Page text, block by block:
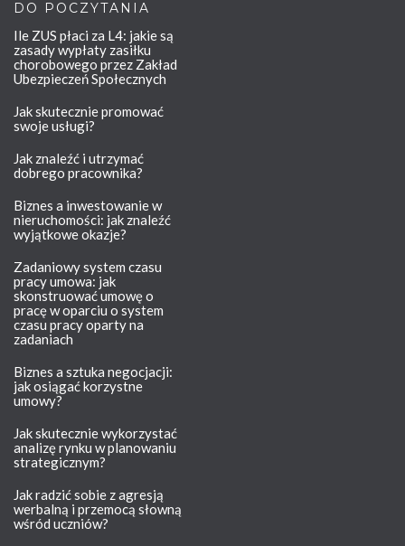
DO POCZYTANIA
Ile ZUS płaci za L4: jakie są
zasady wypłaty zasiłku
chorobowego przez Zakład
Ubezpieczeń Społecznych
Jak skutecznie promować
swoje usługi?
Jak znaleźć i utrzymać
dobrego pracownika?
Biznes a inwestowanie w
nieruchomości: jak znaleźć
wyjątkowe okazje?
Zadaniowy system czasu
pracy umowa: jak
skonstruować umowę o
pracę w oparciu o system
czasu pracy oparty na
zadaniach
Biznes a sztuka negocjacji:
jak osiągać korzystne
umowy?
Jak skutecznie wykorzystać
analizę rynku w planowaniu
strategicznym?
Jak radzić sobie z agresją
werbalną i przemocą słowną
wśród uczniów?